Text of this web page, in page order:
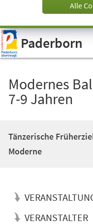
Visuelle
Assistenzsoftware
öffnen.
Alle
Paderborn
Modernes
7-9 Jahren
Tänzerische
Moderne
VERANSTALTER